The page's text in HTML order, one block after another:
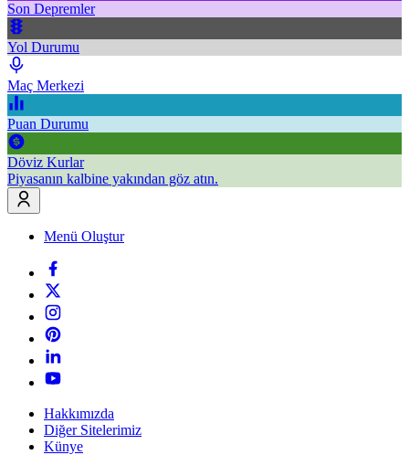
Son Depremler
Yol Durumu
Maç Merkezi
Puan Durumu
Döviz Kurlar
Piyasanın kalbine yakından göz atın.
Menü Oluştur
Hakkımızda
Diğer Sitelerimiz
Künye